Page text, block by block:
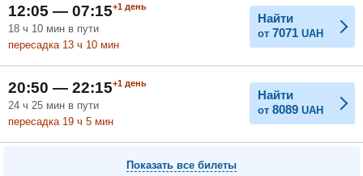
12:05 — 07:15+1 день
18 ч 10 мин в пути
пересадка 13 ч 10 мин
Найти
от 7071 UAH
20:50 — 22:15+1 день
24 ч 25 мин в пути
пересадка 19 ч 5 мин
Найти
от 8089 UAH
Показать все билеты